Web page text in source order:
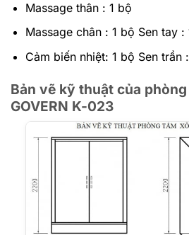
Massage thân : 1 bộ
Massage chân : 1 bộ Sen tay :
Cảm biến nhiệt: 1 bộ Sen trần
Bản vẽ kỹ thuật của
GOVERN K-023